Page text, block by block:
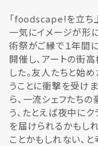
「foodscape!を立ち
一気にイメージが形
術祭がご縁で１年間
開催し、アートの街
した。友人たちと始
うことに衝撃を受けま
ら、一流シェフたち
う、たとえば夜中に
を届けられるかもし
ことかもしれない、と